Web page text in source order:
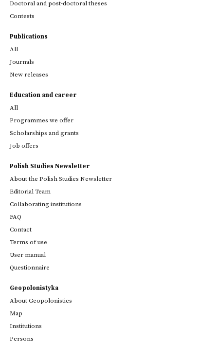
Doctoral and post-doctoral theses
Contests
Publications
All
Journals
New releases
Education and career
All
Programmes we offer
Scholarships and grants
Job offers
Polish Studies Newsletter
About the Polish Studies Newsletter
Editorial Team
Collaborating institutions
FAQ
Contact
Terms of use
User manual
Questionnaire
Geopolonistyka
About Geopolonistics
Map
Institutions
Persons